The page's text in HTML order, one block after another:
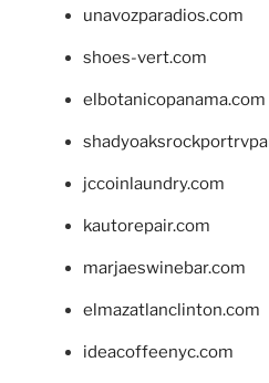
unavozparadios.com
shoes-vert.com
elbotanicopanama.com
jccoinlaundry.com
kautorepair.com
marjaeswinebar.com
elmazatlanclinton.com
ideacoffeenyc.com